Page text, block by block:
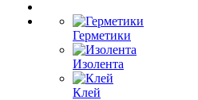
Герметики
Изолента
Клей